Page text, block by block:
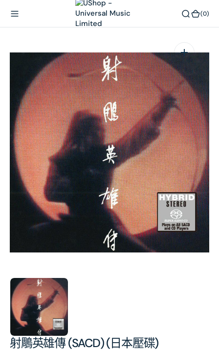
(0)
射鵰英雄傳 (SACD) (日本壓碟)
在
相
簿
中
開
啟
第
1
張